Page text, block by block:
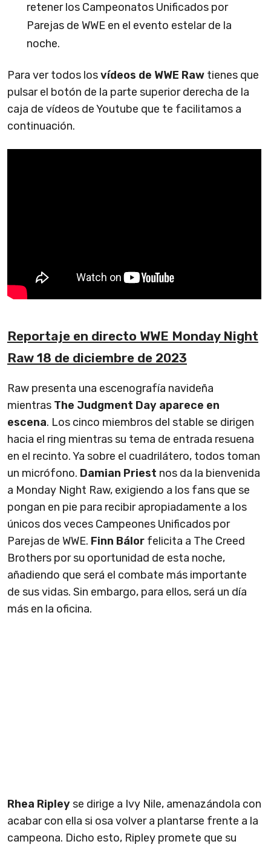
retener los Campeonatos Unificados por
Parejas de WWE en el evento estelar de la
noche.
Para ver todos losvídeos de WWE Raw tienes que
pulsar el botón de la parte superior derecha de la
caja de vídeos de Youtube que te facilitamos a
continuación.
Reportaje en directo WWE Monday Night
Raw 18 de diciembre de 2023
Raw presenta una escenografía navideña
mientras The Judgment Day aparece en
escena. Los cinco miembros del stable se dirigen
hacia el ring mientras su tema de entrada resuena
en el recinto. Ya sobre el cuadrilátero, todos toman
un micrófono. Damian Priest nos da la bienvenida
a Monday Night Raw, exigiendo a los fans que se
pongan en pie para recibir apropiadamente a los
únicos dos veces Campeones Unificados por
Parejas de WWE. Finn Bálor felicita a The Creed
Brothers por su oportunidad de esta noche,
añadiendo que será el combate más importante
de sus vidas. Sin embargo, para ellos, será un día
más en la oficina.
Rhea Ripleyse dirige a Ivy Nile, amenazándola con
acabar con ella si osa volver a plantarse frente a la
campeona. Dicho esto, Ripley promete que su